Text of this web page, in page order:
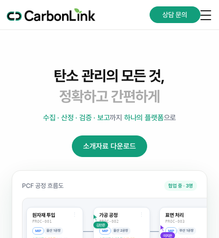
상담 문의
탄소 관리의 모든 것,
정확하고 간편하게
수집 · 산정 · 검증 · 보고까지 하나의 플랫폼으로
소개자료 다운로드
PCF 공정 흐름도 협업 중 · 3명
원자재 투입 ⋮
PROC-001
MIP 울산 1공장
가공 공정 ⋮
PROC-002
MIP 울산 2공장
표면 처리
PROC-003
MIP 부산 1공장